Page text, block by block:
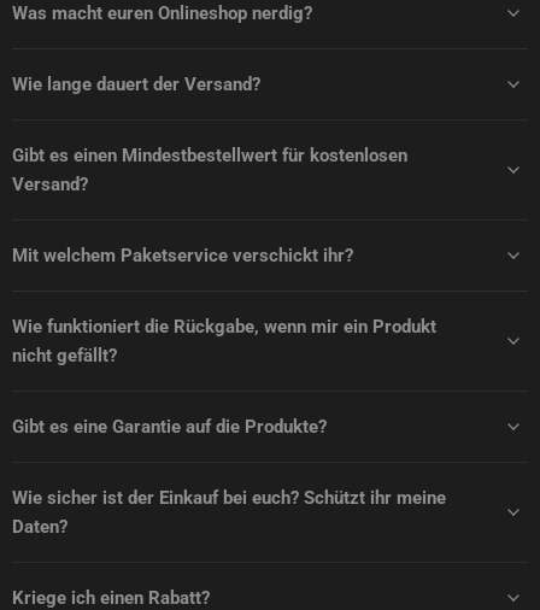
Was macht euren Onlineshop nerdig?
Wie lange dauert der Versand?
Gibt es einen Mindestbestellwert für kostenlosen
Versand?
Mit welchem Paketservice verschickt ihr?
Wie funktioniert die Rückgabe, wenn mir ein Produkt
nicht gefällt?
Gibt es eine Garantie auf die Produkte?
Wie sicher ist der Einkauf bei euch? Schützt ihr meine
Daten?
Kriege ich einen Rabatt?